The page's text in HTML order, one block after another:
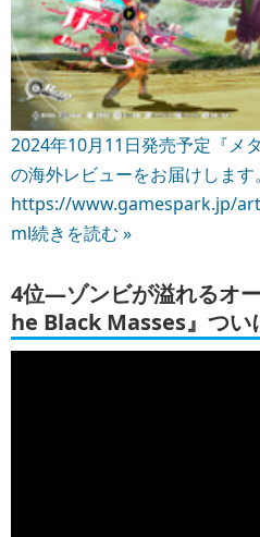
2024年10月11日発売予定『メ
の海外レビューをお届けします。
https://www.gamespark.jp/
ml続きを読む »
4位―ゾンビが溢れるオ
he Black Masses』つい